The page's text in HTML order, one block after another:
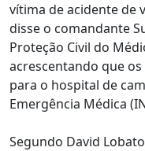
vítima de acidente de
disse o comandante
Proteção Civil do
acrescentando que
para o hospital de
Emergência Médica
Segundo David